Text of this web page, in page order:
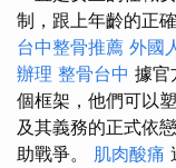
制，跟上年齡的正
台中整骨推薦 外國
辦理 整骨台中 據官
個框架，他們可以
及其義務的正式依
助戰爭。 肌肉酸痛